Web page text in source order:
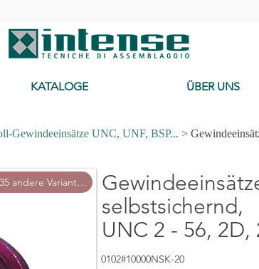
KATALOGE ÜBER UNS
Gewindeeinsätze UNC, UNF, BSP... >
+ 135 andere Varianten
selbstsichernd,
UNC 2 - 56, 2D,
0102#10000NSK-20